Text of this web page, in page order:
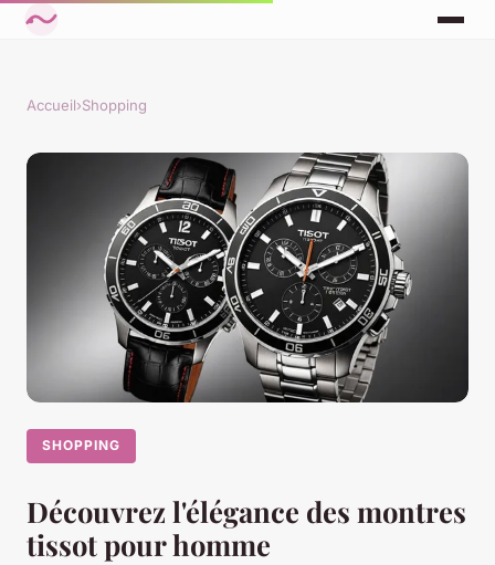
Accueil›Shopping
SHOPPING
Découvrez l'élégance des montres
tissot pour homme